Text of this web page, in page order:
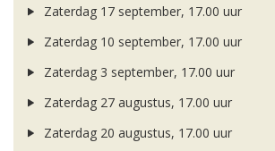
Zaterdag 17 september, 17.00 uur
Zaterdag 10 september, 17.00 uur
Zaterdag 3 september, 17.00 uur
Zaterdag 27 augustus, 17.00 uur
Zaterdag 20 augustus, 17.00 uur